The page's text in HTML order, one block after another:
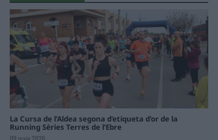
La Cursa de l’Aldea segona d’etiqueta d’or de la
Running Sèries Terres de l’Ebre